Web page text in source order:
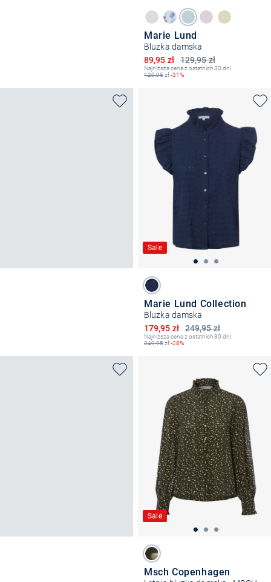
Marie Lund
Bluzka damska
129,95 zł
Obniżona cena
89,95 zł
Najniższa cena z ostatnich 30 dni:
129,95zł-31%
Sale
Marie Lund Collection
Bluzka damska
249,95 zł
Obniżona cena
179,95 zł
Najniższa cena z ostatnich 30 dni:
249,95zł-28%
Sale
Msch Copenhagen